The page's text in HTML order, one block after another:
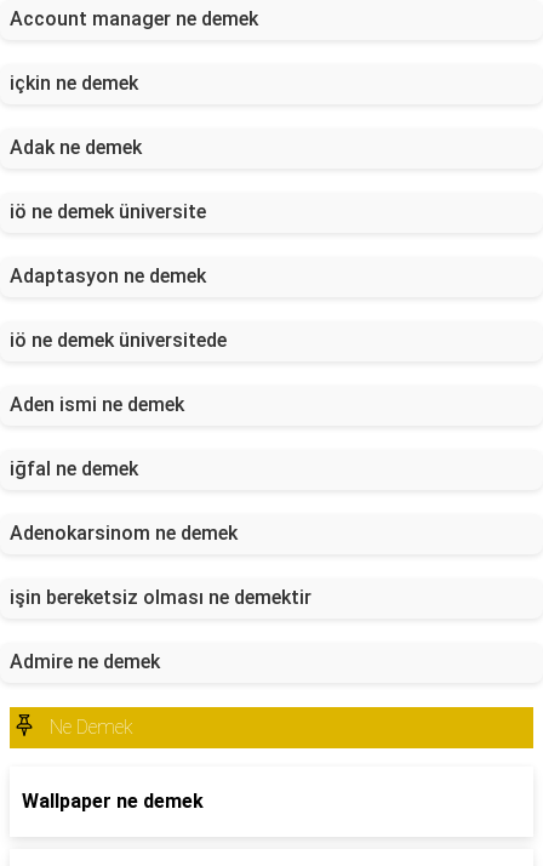
Account manager ne demek
içkin ne demek
Adak ne demek
iö ne demek üniversite
Adaptasyon ne demek
iö ne demek üniversitede
Aden ismi ne demek
iğfal ne demek
Adenokarsinom ne demek
işin bereketsiz olması ne demektir
Admire ne demek
Ne Demek
Wallpaper ne demek